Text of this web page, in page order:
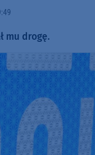
mu drogę.